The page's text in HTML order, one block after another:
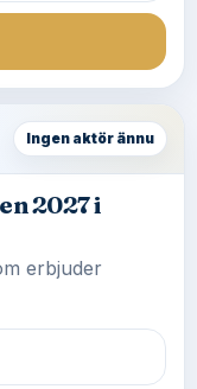
Ingen aktör ännu
2027 i
erbjuder